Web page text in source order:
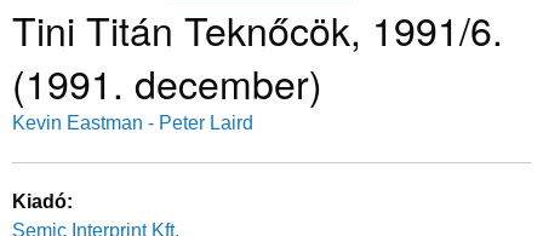
Tini Titán Teknőcök, 1991/6.
(1991. december)
Kevin Eastman - Peter Laird
Kiadó
Semic Interprint Kft.